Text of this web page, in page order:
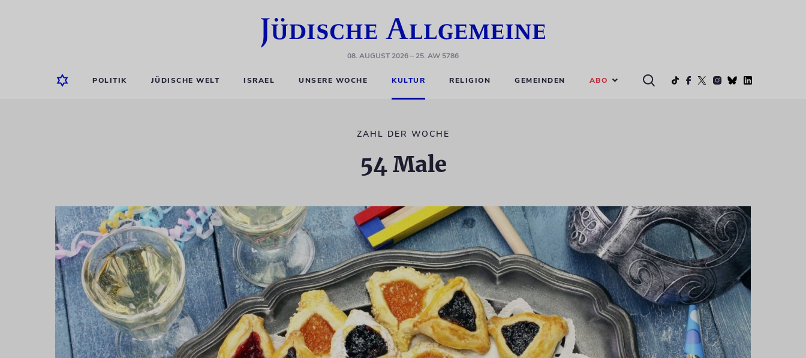
08. AUGUST 2026– 25. AW 5786
POLITIK JÜDISCHE WELT ISRAEL UNSERE WOCHE KULTUR RELIGION GEMEINDEN ABO
ZAHL DER WOCHE
54 Male